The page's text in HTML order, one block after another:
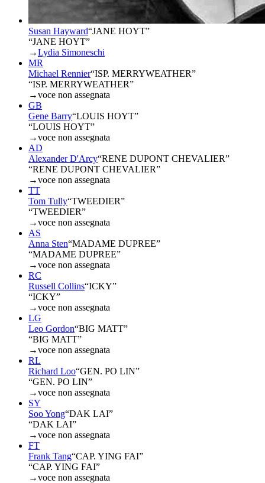
Susan Hayward“JANE HOYT”
“JANE HOYT”
→Lydia Simoneschi
MR
Michael Rennier“ISP. MERRYWEATHER”
“ISP. MERRYWEATHER”
→voce non assegnata
GB
Gene Barry“LOUIS HOYT”
“LOUIS HOYT”
→voce non assegnata
AD
Alexander D'Arcy“RENE DUPONT CHEVALIER”
“RENE DUPONT CHEVALIER”
→voce non assegnata
TT
Tom Tully“TWEEDIER”
“TWEEDIER”
→voce non assegnata
AS
Anna Sten“MADAME DUPREE”
“MADAME DUPREE”
→voce non assegnata
RC
Russell Collins“ICKY”
“ICKY”
→voce non assegnata
LG
Leo Gordon“BIG MATT”
“BIG MATT”
→voce non assegnata
RL
Richard Loo“GEN. PO LIN”
“GEN. PO LIN”
→voce non assegnata
SY
Soo Yong“DAK LAI”
“DAK LAI”
→voce non assegnata
FT
Frank Tang“CAP. YING FAI”
“CAP. YING FAI”
→voce non assegnata